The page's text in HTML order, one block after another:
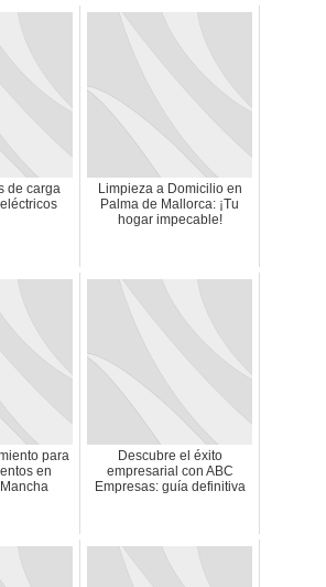
de carga
Limpieza a Domicilio en
Palma de Mallorca: ¡Tu
hogar impecable!
para
en
Descubre el éxito
empresarial con ABC
Empresas: guía definitiva